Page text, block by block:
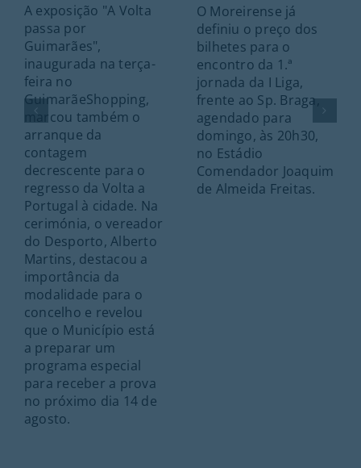
A exposição "A Volta
passa por
Guimarães",
inaugurada na terça-
feira no
GuimarãeShopping,
marcou também o
arranque da
contagem
decrescente para o
regresso da Volta a
Portugal à cidade. Na
cerimónia, o vereador
do Desporto, Alberto
Martins, destacou a
importância da
modalidade para o
concelho e revelou
que o Município está
a preparar um
programa especial
para receber a prova
no próximo dia 14 de
agosto.
O Moreirense já
definiu o preço dos
bilhetes para o
encontro da 1.ª
jornada da I Liga,
frente ao Sp. Braga,
agendado para
domingo, às 20h30,
no Estádio
Comendador Joaquim
de Almeida Freitas.